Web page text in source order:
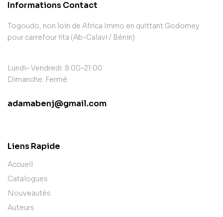
Informations Contact
Togoudo, non loin de Africa Immo en quittant Godomey
pour carrefour iita (Ab-Calavi / Bénin)
Lundi– Vendredi: 8:00-21:00
Dimanche: Fermé
adamabenj@gmail.com
Liens Rapide
Accueil
Catalogues
Nouveautés
Auteurs